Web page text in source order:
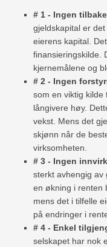
# 1 - Ingen
gjeldskapital er
eierens kapital.
finansieringskilde.
kjernemålene og
# 2 - Ingen
som en viktig kilde
långivere høy.
vekst. Mens det
skjønn når de
virksomheten.
# 3 - Ingen
sterkt avhengig av
en økning i renten
mens det i tilfelle
på endringer i
# 4 - Enkel
selskapet har nok